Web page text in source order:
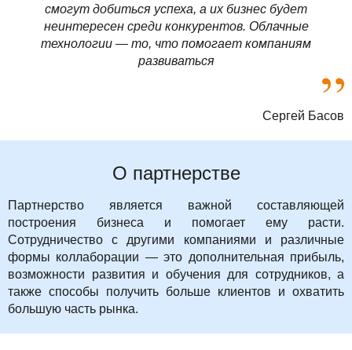
смогут добиться успеха, а их бизнес будет
неинтересен среди конкурентов. Облачные
технологии — то, что помогает компаниям
развиваться
Сергей Басов
О партнерстве
Партнерство является важной составляющей
построения бизнеса и помогает ему расти.
Сотрудничество с другими компаниями и различные
формы коллаборации — это дополнительная прибыль,
возможности развития и обучения для сотрудников, а
также способы получить больше клиентов и охватить
большую часть рынка.